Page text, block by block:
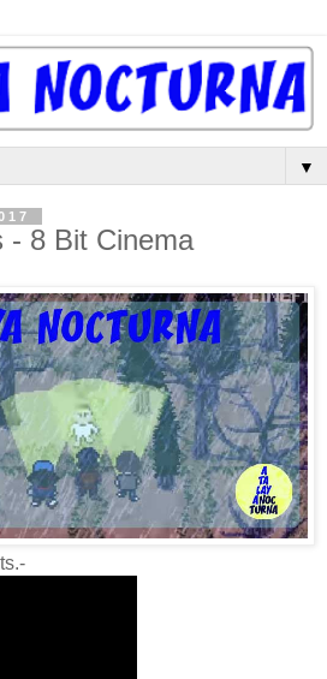
▼
- 8 Bit Cinema